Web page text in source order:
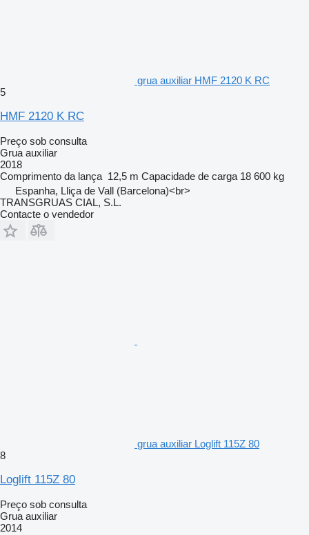
grua auxiliar HMF 2120 K RC
5
HMF 2120 K RC
Preço sob consulta
Grua auxiliar
2018
Comprimento da lança 12,5 m Capacidade de carga 18 600 kg
Espanha, Lliça de Vall (Barcelona)<br>
TRANSGRUAS CIAL, S.L.
Contacte o vendedor
grua auxiliar Loglift 115Z 80
8
Loglift 115Z 80
Preço sob consulta
Grua auxiliar
2014